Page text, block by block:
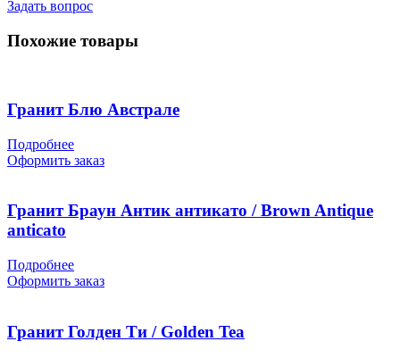
Задать вопрос
Похожие товары
Гранит Блю Австрале
Подробнее
Оформить заказ
Гранит Браун Антик антикато / Brown Antique
anticato
Подробнее
Оформить заказ
Гранит Голден Ти / Golden Tea